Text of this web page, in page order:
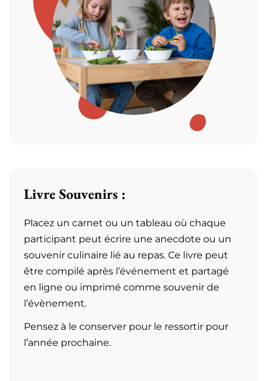
Livre Souvenirs :
Placez un carnet ou un tableau où chaque
participant peut écrire une anecdote ou un
souvenir culinaire lié au repas. Ce livre peut
être compilé après l’événement et partagé
en ligne ou imprimé comme souvenir de
l’évènement.
Pensez à le conserver pour le ressortir pour
l’année prochaine.